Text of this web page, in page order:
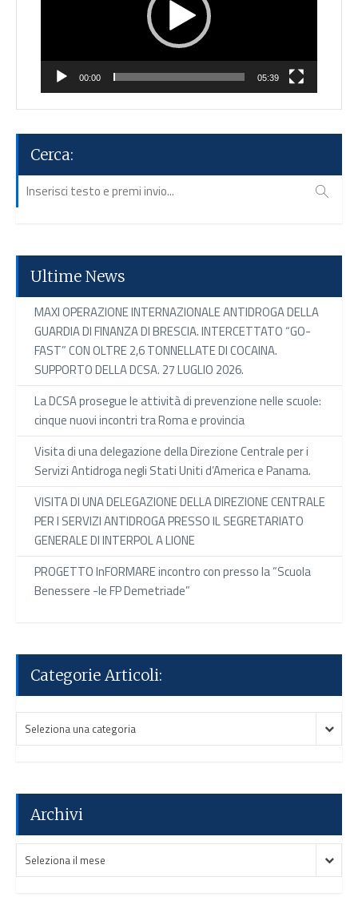
Cerca:
Ultime News
MAXI OPERAZIONE INTERNAZIONALE ANTIDROGA DELLA
GUARDIA DI FINANZA DI BRESCIA. INTERCETTATO “GO-
FAST” CON OLTRE 2,6 TONNELLATE DI COCAINA.
SUPPORTO DELLA DCSA. 27 LUGLIO 2026.
La DCSA prosegue le attività di prevenzione nelle scuole:
cinque nuovi incontri tra Roma e provincia
Visita di una delegazione della Direzione Centrale per i
Servizi Antidroga negli Stati Uniti d’America e Panama.
VISITA DI UNA DELEGAZIONE DELLA DIREZIONE CENTRALE
PER I SERVIZI ANTIDROGA PRESSO IL SEGRETARIATO
GENERALE DI INTERPOL A LIONE
PROGETTO InFORMARE incontro con presso la “Scuola
Benessere -le FP Demetriade”
Categorie Articoli:
Categorie
Seleziona una categoria
Categorie
Articoli:
Archivi
Archivi
Seleziona il mese
Archivi
00:00 05:39